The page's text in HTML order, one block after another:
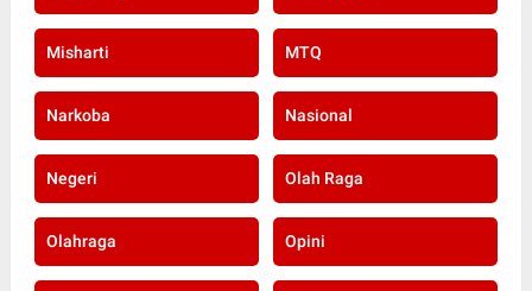
Misharti MTQ
Narkoba Nasional
Negeri Olah Raga
Olahraga Opini